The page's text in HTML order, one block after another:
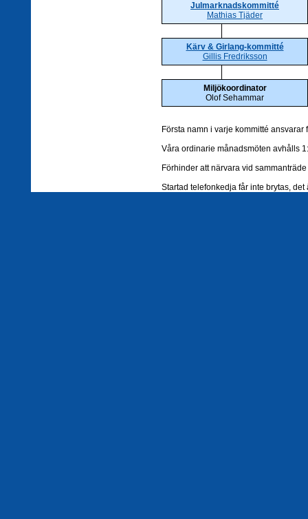
Julmarknadskommitté
Mathias Tjäder
Kärv & Girlang-kommitté
Gillis Fredriksson
Miljökoordinator
Olof Sehammar
Första namn i varje kommitté
Våra ordinarie månadsmöten avhålls
Förhinder att närvara vid
Startad telefonkedja får inte brytas, det